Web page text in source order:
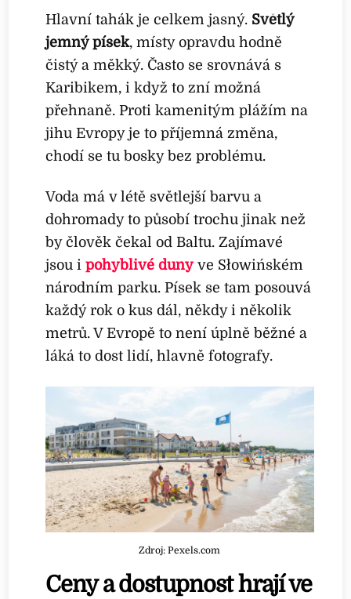
Hlavní tahák je celkem jasný. Světlý
jemný písek, místy opravdu hodně
čistý a měkký. Často se srovnává s
Karibikem, i když to zní možná
přehnaně. Proti kamenitým plážím na
jihu Evropy je to příjemná změna,
chodí se tu bosky bez problému.
Voda má v létě světlejší barvu a
dohromady to působí trochu jinak než
by člověk čekal od Baltu. Zajímavé
jsou ipohyblivé duny ve Słowińském
národním parku. Písek se tam posouvá
každý rok o kus dál, někdy i několik
metrů. V Evropě to není úplně běžné a
láká to dost lidí, hlavně fotografy.
Zdroj: Pexels.com
Ceny a dostupnost hrají ve